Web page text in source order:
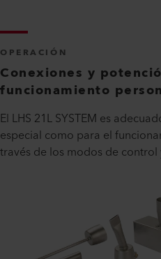
OPERACIÓN
Conexiones y
funcionamiento
El LHS 21L SYSTEM es
especial como para el
través de los modos de control